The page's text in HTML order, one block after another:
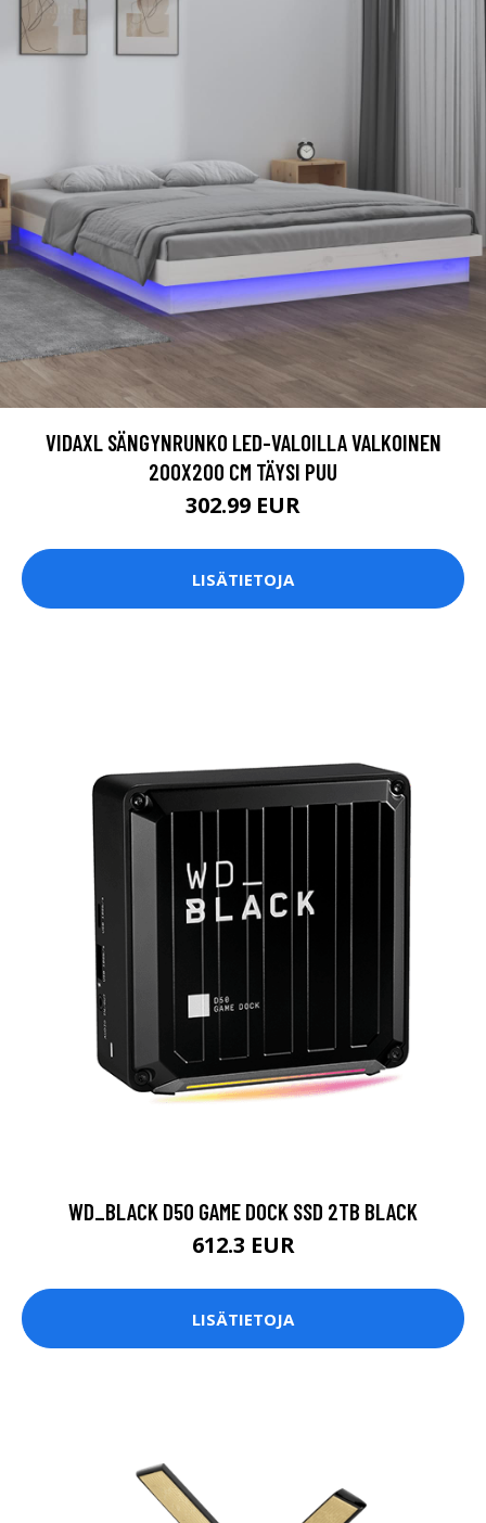
VIDAXL SÄNGYNRUNKO LED-VALOILLA VALKOINEN
200X200 CM TÄYSI PUU
302.99 EUR
LISÄTIETOJA
WD_BLACK D50 GAME DOCK SSD 2TB BLACK
612.3 EUR
LISÄTIETOJA